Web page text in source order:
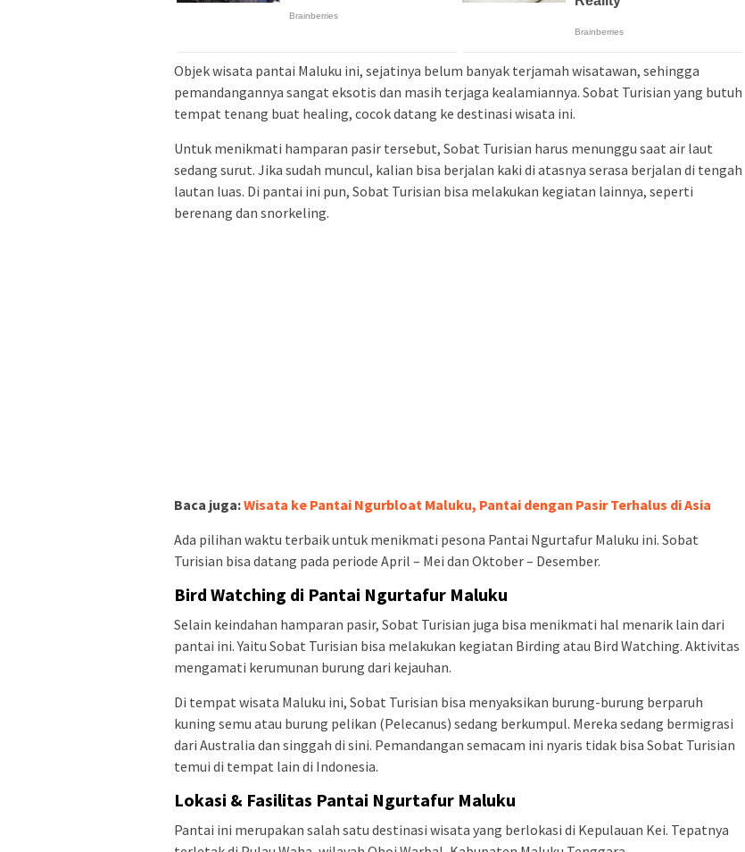
Objek wisata pantai Maluku ini, sejatinya belum banyak terjamah wisatawan, sehingga
pemandangannya sangat eksotis dan masih terjaga kealamiannya. Sobat Turisian yang butuh
tempat tenang buat healing, cocok datang ke destinasi wisata ini.
Untuk menikmati hamparan pasir tersebut, Sobat Turisian harus menunggu saat air laut
sedang surut. Jika sudah muncul, kalian bisa berjalan kaki di atasnya serasa berjalan di tengah
lautan luas. Di pantai ini pun, Sobat Turisian bisa melakukan kegiatan lainnya, seperti
berenang dan snorkeling.
Baca juga:Wisata ke Pantai Ngurbloat Maluku, Pantai dengan Pasir Terhalus di Asia
Ada pilihan waktu terbaik untuk menikmati pesona Pantai Ngurtafur Maluku ini. Sobat
Turisian bisa datang pada periode April – Mei dan Oktober – Desember.
Bird Watching di Pantai Ngurtafur Maluku
Selain keindahan hamparan pasir, Sobat Turisian juga bisa menikmati hal menarik lain dari
pantai ini. Yaitu Sobat Turisian bisa melakukan kegiatan Birding atau Bird Watching. Aktivitas
mengamati kerumunan burung dari kejauhan.
Di tempat wisata Maluku ini, Sobat Turisian bisa menyaksikan burung-burung berparuh
kuning semu atau burung pelikan (Pelecanus) sedang berkumpul. Mereka sedang bermigrasi
dari Australia dan singgah di sini. Pemandangan semacam ini nyaris tidak bisa Sobat Turisian
temui di tempat lain di Indonesia.
Lokasi & Fasilitas Pantai Ngurtafur Maluku
Pantai ini merupakan salah satu destinasi wisata yang berlokasi di Kepulauan Kei. Tepatnya